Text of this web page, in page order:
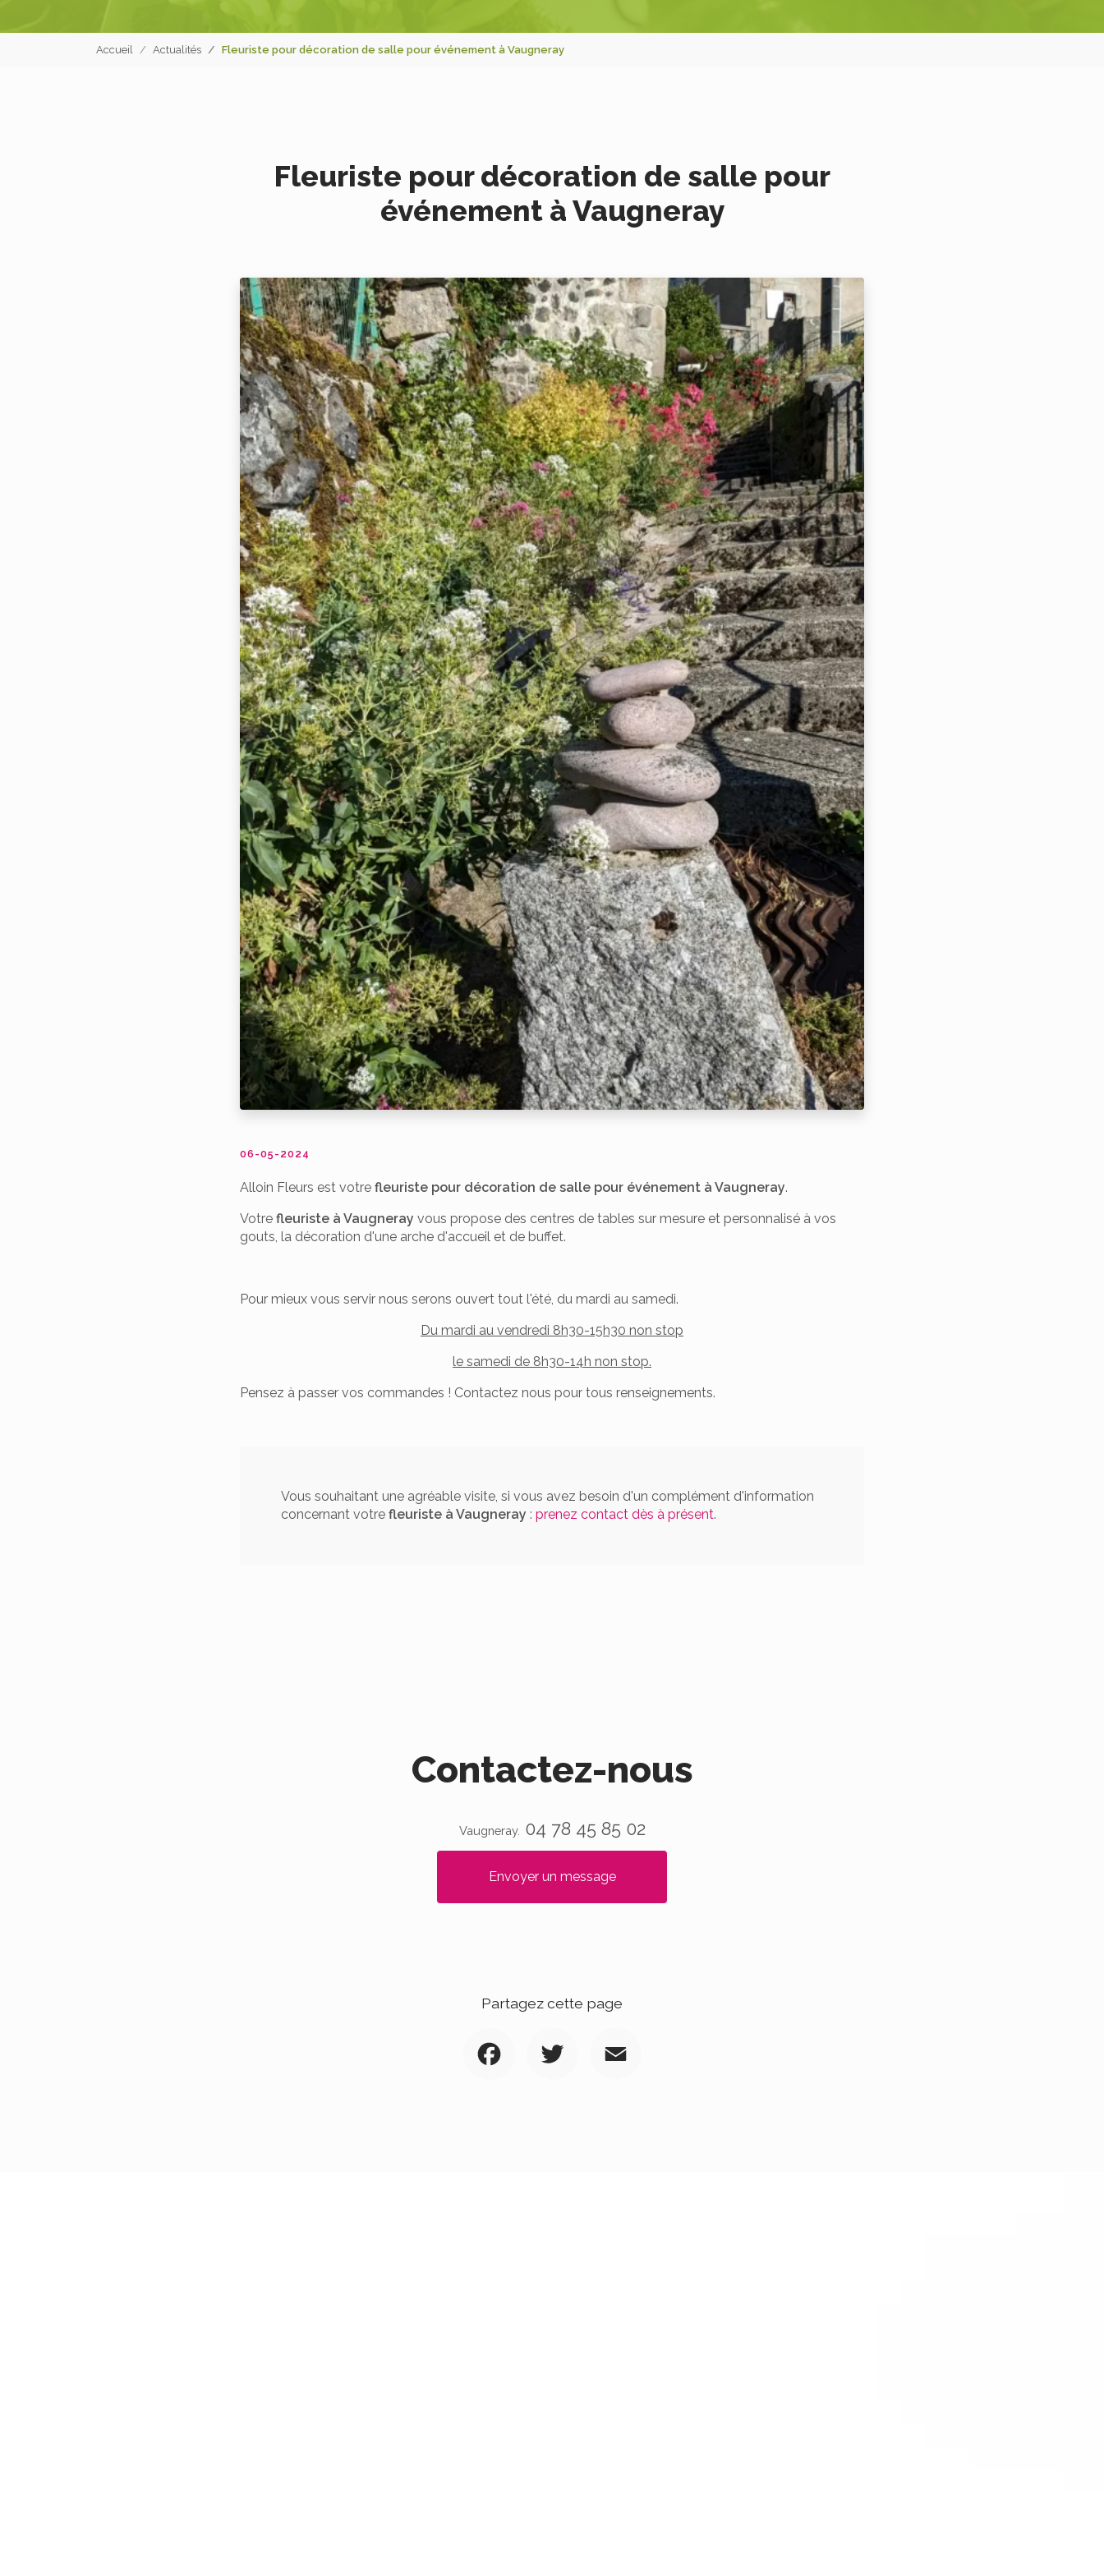
Accueil Actualités Fleuriste pour décoration de salle pour événement à Vaugneray
Fleuriste pour décoration de salle pour
événement à Vaugneray
06-05-2024
Alloin Fleurs est votre fleuriste pour décoration de salle pour événement à Vaugneray.
Votre fleuriste à Vaugneray vous propose des centres de tables sur mesure et personnalisé à vos
gouts, la décoration d'une arche d'accueil et de buffet.
Pour mieux vous servir nous serons ouvert tout l'été, du mardi au samedi.
Du mardi au vendredi 8h30-15h30 non stop
le samedi de 8h30-14h non stop.
Pensez à passer vos commandes ! Contactez nous pour tous renseignements.
Vous souhaitant une agréable visite, si vous avez besoin d'un complément d'information
concernant votre fleuriste à Vaugneray : prenez contact dès à présent.
Contactez-nous
Vaugneray. 04 78 45 85 02
Envoyer un message
Partagez cette page